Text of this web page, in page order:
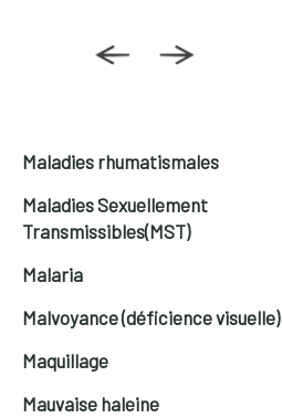
Maladies rhumatismales
Maladies Sexuellement
Transmissibles(MST)
Malaria
Malvoyance (déficience visuelle)
Maquillage
Mauvaise haleine